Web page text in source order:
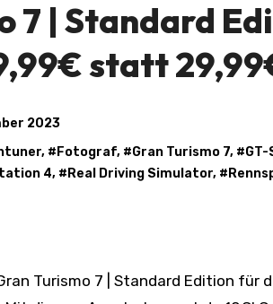
7 | Standard
statt
2023
, # Fotograf, #Gran Turismo 7, #
4, # Real Driving Simulator, #